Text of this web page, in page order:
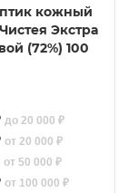
кожный
Экстра
(72%) 100
до 20 000 ₽
от 20 000 ₽
от 50 000 ₽
от 100 000 ₽